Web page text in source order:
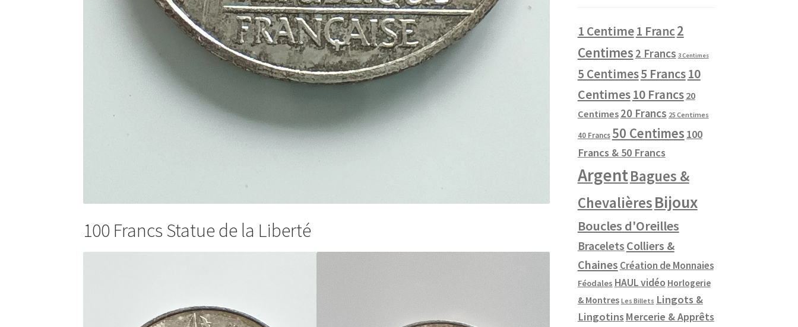
100 Francs Statue de la Liberté
1 Centime1 Franc2
Centimes 2 Francs 3 Centimes
5 Centimes5 Francs10
Centimes10 Francs 20
Centimes 20 Francs 25 Centimes
40 Francs 50 Centimes 100
Francs & 50 Francs
ArgentBagues &
ChevalièresBijoux
Boucles d'Oreilles
Bracelets Colliers &
Chaines Création de Monnaies
Féodales HAUL vidéo Horlogerie
& Montres Les Billets Lingots &
Lingotins Mercerie & Apprêts